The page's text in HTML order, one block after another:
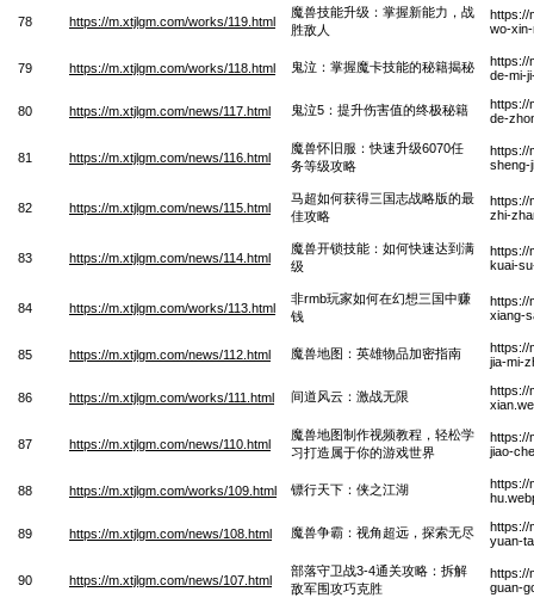
78 https://m.xtjlgm.com/works/119.html
魔兽技能升级：掌握新能力，战
胜敌人
https://
wo-
79 https://m.xtjlgm.com/works/118.html 鬼泣：掌握魔卡技能的秘籍揭秘
https://
de-mi-
80 https://m.xtjlgm.com/news/117.html 鬼泣5：提升伤害值的终极秘籍
https://
de-
81 https://m.xtjlgm.com/news/116.html
魔兽怀旧服：快速升级6070任
务等级攻略
https://
sheng-
82 https://m.xtjlgm.com/news/115.html
马超如何获得三国志战略版的最
佳攻略
https://
zhi-
83 https://m.xtjlgm.com/news/114.html
魔兽开锁技能：如何快速达到满
级
https://
kuai-
84 https://m.xtjlgm.com/works/113.html
非rmb玩家如何在幻想三国中赚
钱
https://
xiang-
85 https://m.xtjlgm.com/news/112.html 魔兽地图：英雄物品加密指南
https://
jia-mi-
86 https://m.xtjlgm.com/works/111.html 间道风云：激战无限
https://
87 https://m.xtjlgm.com/news/110.html
魔兽地图制作视频教程，轻松学
习打造属于你的游戏世界
https://
jiao-
88 https://m.xtjlgm.com/works/109.html 镖行天下：侠之江湖
https://
89 https://m.xtjlgm.com/news/108.html 魔兽争霸：视角超远，探索无尽
https://
yuan-
90 https://m.xtjlgm.com/news/107.html
部落守卫战3-4通关攻略：拆解
敌军围攻巧克胜
https://
guan-